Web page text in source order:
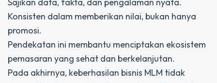
Konsisten dalam memberikan nilai, bukan hanya
promosi.
Pendekatan ini membantu menciptakan ekosistem
pemasaran yang sehat dan berkelanjutan.
Pada akhirnya, keberhasilan bisnis MLM tidak